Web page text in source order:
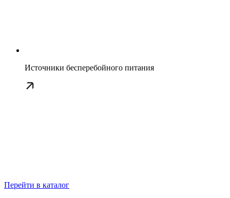
Источники бесперебойного питания
Перейти в каталог